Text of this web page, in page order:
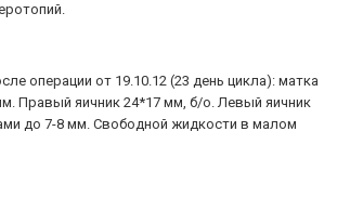
операции от 19.10.12 (23 день цикла): матка
Правый яичник 24*17 мм, б/о. Левый яичник
до 7-8 мм. Свободной жидкости в малом